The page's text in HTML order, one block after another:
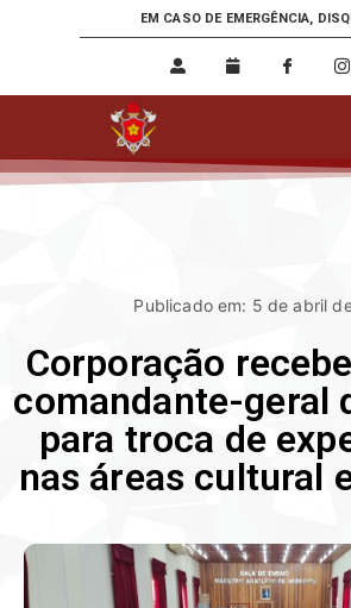
EM CASO DE EMERGÊNCIA,
Publicado em: 5 de abril
Corporação
comandante-geral
para troca de
nas áreas cultural